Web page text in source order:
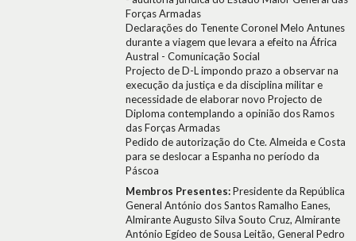
Forças Armadas
Declarações do Tenente Coronel Melo Antunes
durante a viagem que levara a efeito na África
Austral - Comunicação Social
Projecto de D-L impondo prazo a observar na
execução da justiça e da disciplina militar e
necessidade de elaborar novo Projecto de
Diploma contemplando a opinião dos Ramos
das Forças Armadas
Pedido de autorização do Cte. Almeida e Costa
para se deslocar a Espanha no período da
Páscoa
Membros Presentes:Presidente da República
General António dos Santos Ramalho Eanes,
Almirante Augusto Silva Souto Cruz, Almirante
António Egídeo de Sousa Leitão, General Pedro